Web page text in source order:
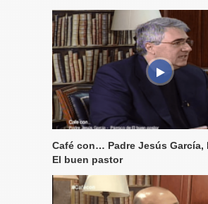
Café con… Padre Jesús García,
El buen pastor